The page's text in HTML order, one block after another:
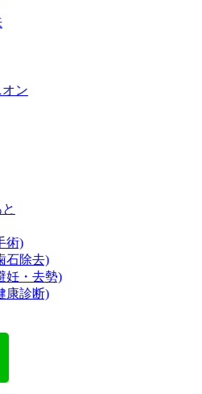
ン
術)
石除去)
妊・去勢)
康診断)